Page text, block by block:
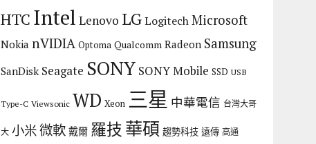
HTC Intel Lenovo LGLogitechMicrosoft
Nokia nVIDIA Optoma Qualcomm Radeon Samsung
SanDisk Seagate SONY SONY Mobile SSD USB
Type-C Viewsonic WD Xeon 三星 中華電信 台灣大哥
大 小米微軟 戴爾 羅技華碩 趨勢科技 遠傳 高通